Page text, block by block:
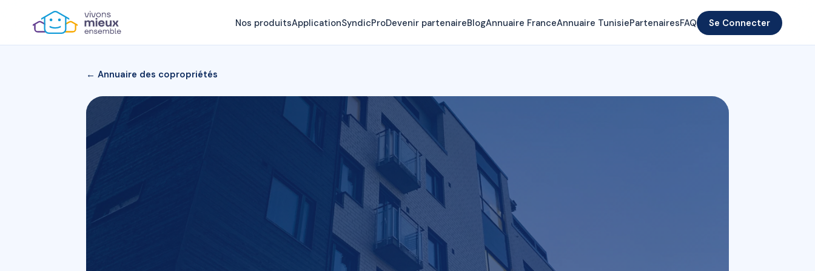
Nos produitsApplicationSyndicProDevenir partenaireBlogAnnuaire FranceAnnuaire TunisiePartenairesFAQ Se Connecter
← Annuaire des copropriétés